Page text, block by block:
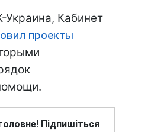
Кабинет
проекты
Підпишіться